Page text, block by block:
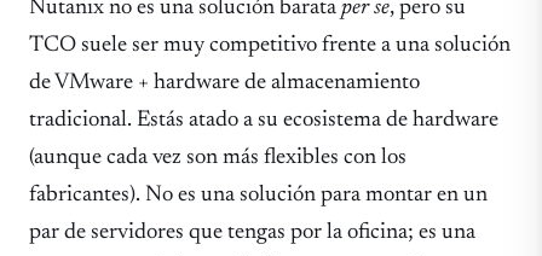
Nutanix no es una solución barata per se, pero su
TCO suele ser muy competitivo frente a una solución
de VMware + hardware de almacenamiento
tradicional. Estás atado a su ecosistema de hardware
(aunque cada vez son más flexibles con los
fabricantes). No es una solución para montar en un
par de servidores que tengas por la oficina; es una